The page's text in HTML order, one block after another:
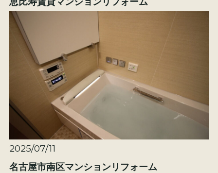
2025/07/11
名古屋市南区マンションリフォーム